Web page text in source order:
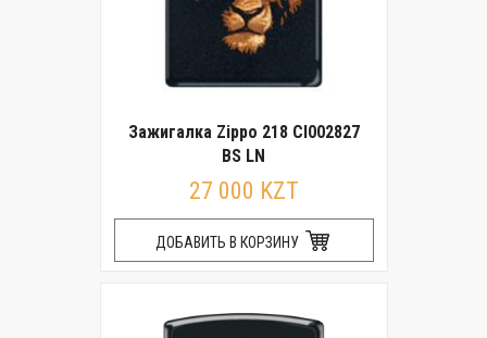
Зажигалка Zippo 218 CI002827
BS LN
27 000 KZT
ДОБАВИТЬ В КОРЗИНУ